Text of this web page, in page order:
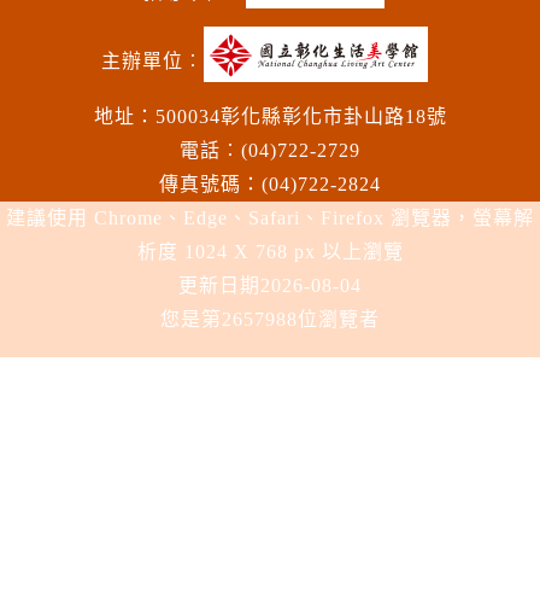
主辦單位︰
地址：500034彰化縣彰化市卦山路18號
電話︰(04)722-2729
傳真號碼：(04)722-2824
建議使用 Chrome、Edge、Safari、Firefox 瀏覽器，螢幕解
析度 1024 X 768 px 以上瀏覽
更新日期 2026-08-04
您是第2657988位瀏覽者